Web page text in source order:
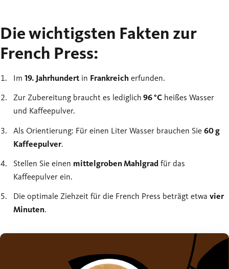
Die wichtigsten Fakten zur
French Press:
Im19. Jahrhundert in Frankreich erfunden.
Zur Zubereitung braucht es lediglich 96 °C heißes Wasser
und Kaffeepulver.
Als Orientierung: Für einen Liter Wasser brauchen Sie60 g
Kaffeepulver.
Stellen Sie einen mittelgroben Mahlgrad für das
Kaffeepulver ein.
Die optimale Ziehzeit für die French Press beträgt etwavier
Minuten.